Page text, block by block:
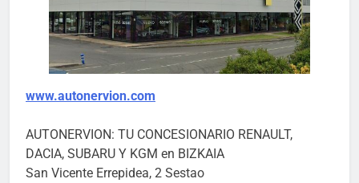
www.autonervion.com
AUTONERVION: TU CONCESIONARIO RENAULT,
DACIA, SUBARU Y KGM en BIZKAIA
San Vicente Errepidea, 2 Sestao